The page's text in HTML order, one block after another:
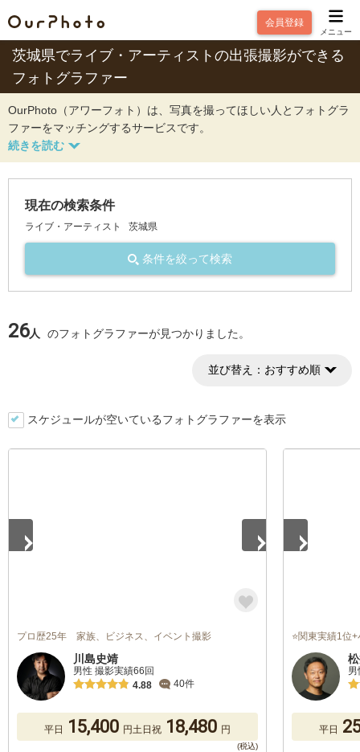
会員登録
メニュー
茨城県でライブ・アーティストの出張撮影ができる
フォトグラファー
OurPhoto（アワーフォト）は、写真を撮ってほしい人とフォトグラ
ファーをマッチングするサービスです。
現在の検索条件
ライブ・アーティスト 茨城県
条件を絞って検索
26人 のフォトグラファーが見つかりました。
並び替え： おすすめ順
スケジュールが空いているフォトグラファーを表示
プロ歴25年 家族、ビジネス、イベント撮影
川島史靖
男性 撮影実績66回
4.88
40件
平日 15,400 円土日祝 18,480 円
⭐関東実績1位
平日